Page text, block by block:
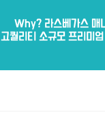
Why? 라스베가스 매
고퀄리티 소규모 프리미